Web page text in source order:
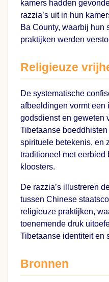
kamers hadden
razzia’s uit in hun
Ba County, waarbij hun
praktijken werden
Religieuze
De systematische
afbeeldingen vormt een
godsdienst en geweten
Tibetaanse
spirituele betekenis, en
traditioneel met eerbied
kloosters.
De razzia’s illustreren
tussen Chinese
religieuze praktijken,
toenemende druk
Tibetaanse identiteit en
Bronnen